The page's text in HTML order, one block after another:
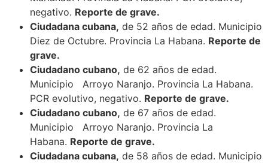
negativo. Reporte de grave.
Ciudadana cubana, de 52 años de edad. Municipio
Diez de Octubre. Provincia La Habana. Reporte de
grave.
Ciudadano cubano, de 62 años de edad.
Municipio Arroyo Naranjo. Provincia La Habana.
PCR evolutivo, negativo. Reporte de grave.
Ciudadano cubano, de 67 años de edad.
Municipio Arroyo Naranjo. Provincia La
Habana. Reporte de grave.
Ciudadana cubana, de 58 años de edad. Municipio